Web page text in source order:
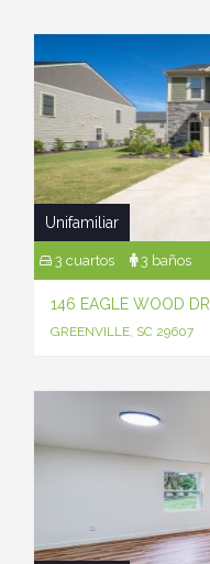
Unifamiliar
3 cuartos 3 baños
146 EAGLE WOOD DR
GREENVILLE, SC 29607